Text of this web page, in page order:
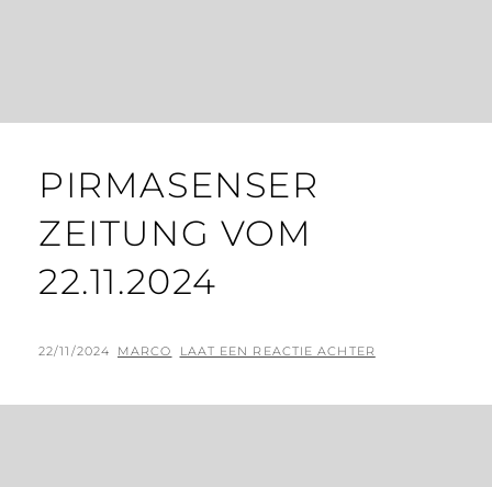
PIRMASENSER
ZEITUNG VOM
22.11.2024
GEPLAATST
22/11/2024 BY
MARCO LAAT EEN REACTIE ACHTER